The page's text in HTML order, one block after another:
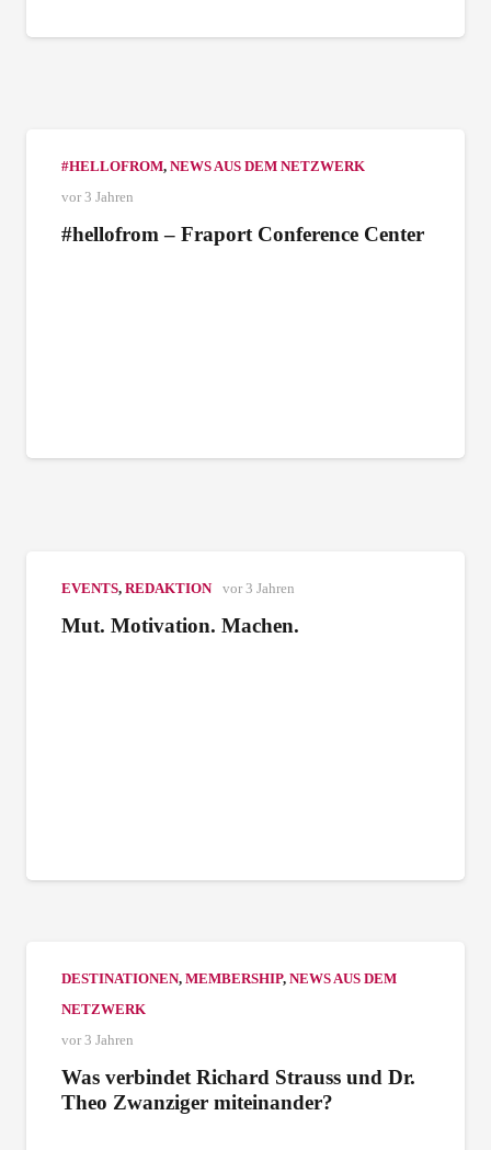
#HELLOFROM, NEWS AUS DEM NETZWERK
vor 3 Jahren
#hellofrom – Fraport Conference Center
EVENTS, REDAKTION vor 3 Jahren
Mut. Motivation. Machen.
DESTINATIONEN, MEMBERSHIP, NEWS AUS DEM
NETZWERK
vor 3 Jahren
Was verbindet Richard Strauss und Dr.
Theo Zwanziger miteinander?